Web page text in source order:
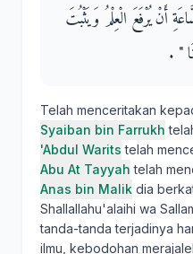
أَنْ يُرْفَعَ الْعِلْمُ وَيَثْبُتَ
‏"‏ ‏.‏
Telah menceritakan
Syaiban bin Farrukh
'Abdul Warits telah
Abu At Tayyah telah
Anas bin Malik dia
Shallallahu'alaihi wa
tanda-tanda terjadinya
ilmu, kebodohan